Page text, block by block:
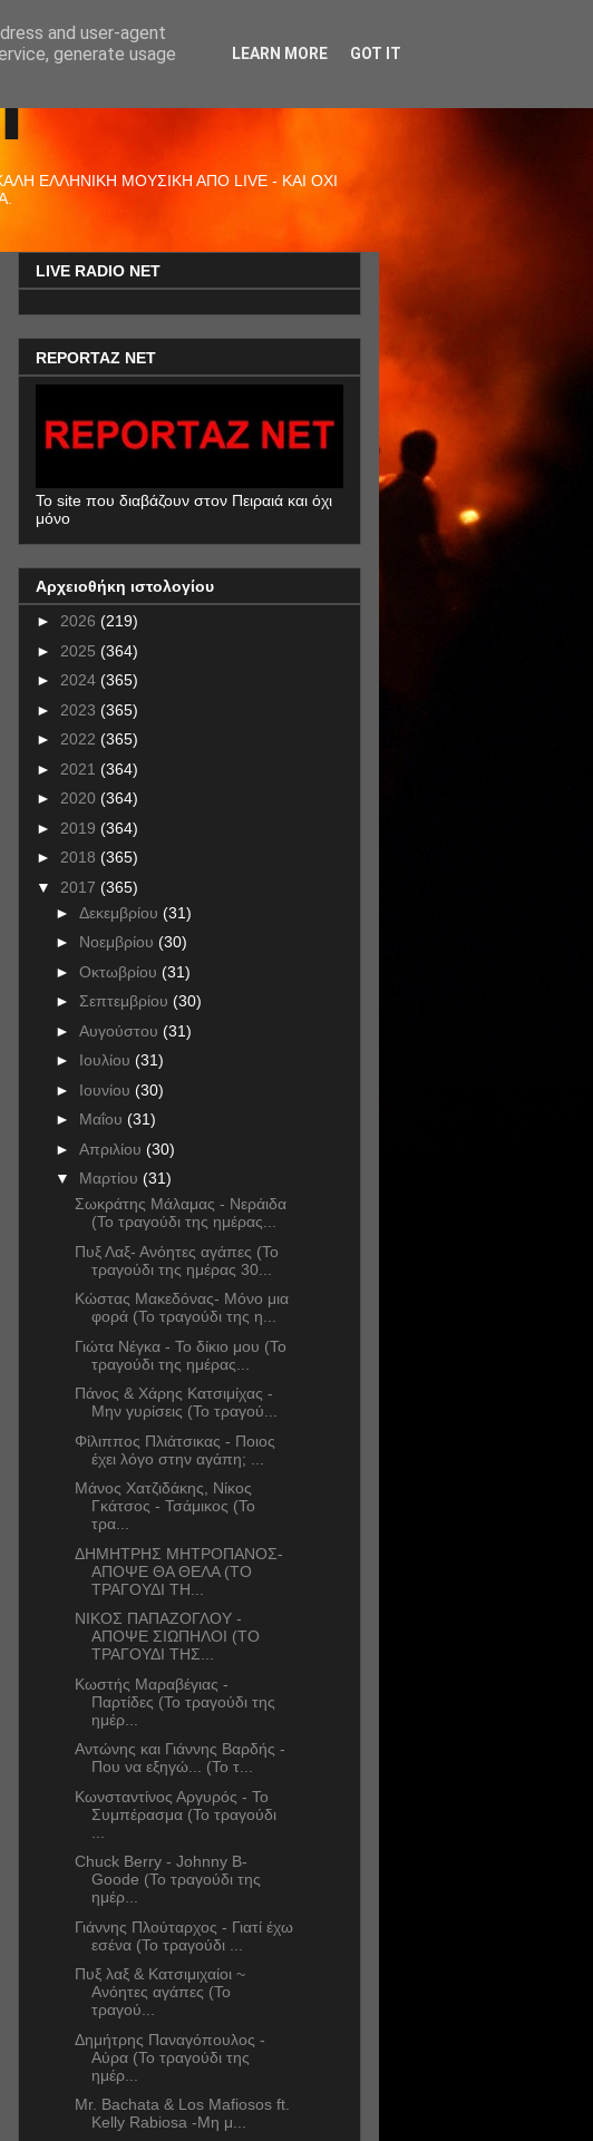
ΕΛΛΗΝΙΚΗ ΜΟΥΣΙΚΗ ΑΠΟ LIVE - ΚΑΙ ΟΧΙ
LIVE RADIO NET
REPORTAZ NET
To site που διαβάζουν στον Πειραιά και όχι
μόνο
Αρχειοθήκη ιστολογίου
► 2026 (219)
► 2025 (364)
► 2024 (365)
► 2023 (365)
► 2022 (365)
► 2021 (364)
► 2020 (364)
► 2019 (364)
► 2018 (365)
▼ 2017 (365)
► Δεκεμβρίου (31)
► Νοεμβρίου (30)
► Οκτωβρίου (31)
► Σεπτεμβρίου (30)
► Αυγούστου (31)
► Ιουλίου (31)
► Ιουνίου (30)
► Μαΐου (31)
► Απριλίου (30)
▼ Μαρτίου (31)
Σωκράτης Μάλαμας - Νεράιδα
(Το τραγούδι της ημέρας...
Πυξ Λαξ- Ανόητες αγάπες (Το
τραγούδι της ημέρας 30...
Κώστας Μακεδόνας- Μόνο μια
φορά (Το τραγούδι της η...
Γιώτα Νέγκα - Το δίκιο μου (Το
τραγούδι της ημέρας...
Πάνος & Χάρης Κατσιμίχας -
Μην γυρίσεις (Το τραγού...
Φίλιππος Πλιάτσικας - Ποιος
έχει λόγο στην αγάπη; ...
Μάνος Χατζιδάκης, Νίκος
Γκάτσος - Τσάμικος (Το
τρα...
ΔΗΜΗΤΡΗΣ ΜΗΤΡΟΠΑΝΟΣ-
ΑΠΟΨΕ ΘΑ ΘΕΛΑ (ΤΟ
ΤΡΑΓΟΥΔΙ ΤΗ...
ΝΙΚΟΣ ΠΑΠΑΖΟΓΛΟΥ -
ΑΠΟΨΕ ΣΙΩΠΗΛΟΙ (ΤΟ
ΤΡΑΓΟΥΔΙ ΤΗΣ...
Κωστής Μαραβέγιας -
Παρτίδες (Το τραγούδι της
ημέρ...
Αντώνης και Γιάννης Βαρδής -
Που να εξηγώ... (Το τ...
Κωνσταντίνος Αργυρός - Το
Συμπέρασμα (Το τραγούδι
Chuck Berry - Johnny B-
Goode (Το τραγούδι της
ημέρ...
Γιάννης Πλούταρχος - Γιατί έχω
εσένα (Το τραγούδι ...
Πυξ λαξ & Κατσιμιχαίοι ~
Ανόητες αγάπες (Το
τραγού...
Δημήτρης Παναγόπουλος -
Αύρα (Το τραγούδι της
ημέρ...
Mr. Bachata & Los Mafiosos ft.
Kelly Rabiosa -Μη μ...
and user-agent
generate usage
LEARN MORE GOT IT